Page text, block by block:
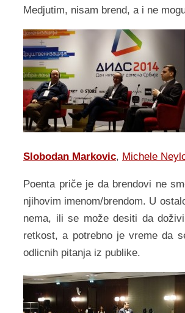
Medjutim, nisam brend, a i ne
Slobodan Markovic, Michele
Poenta priče je da brendovi ne
njihovim imenom/brendom. U
nema, ili se može desiti da
retkost, a potrebno je vreme da
odlicnih pitanja iz publike.